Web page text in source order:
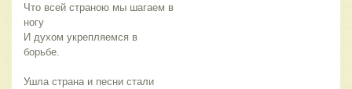
Что всей страною мы шагаем в
ногу
И духом укрепляемся в
борьбе.
Ушла страна и песни стали